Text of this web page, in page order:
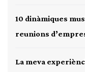
10 dinàmiques
reunions
La meva